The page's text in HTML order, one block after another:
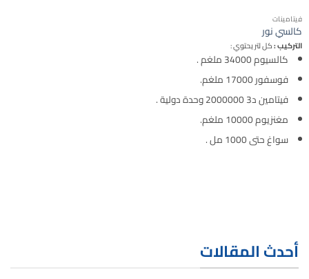
فيتامينات
كالسي نور
التركيب :كل لتر يحتوي :
كالسيوم 34000 ملغم .
فوسفور 17000 ملغم.
فيتامين د3 2000000 وحدة دولية .
مغنزيوم 10000 ملغم.
سواغ حتى 1000 مل .
أحدث المقالات